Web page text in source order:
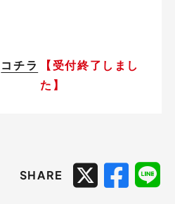
コチラ
【受付終了しまし
た】
SHARE